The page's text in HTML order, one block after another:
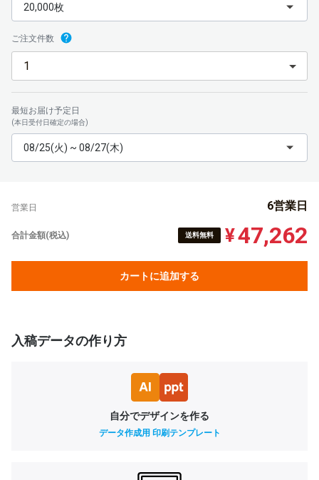
20,000枚
ご注文件数
最短お届け予定日
(本日受付日確定の場合)
08/25(火) ~ 08/27(木)
営業日 6営業日
合計金額(税込) 送料無料 ¥47,262
カートに追加する
入稿データの作り方
自分でデザインを作る
データ作成用 印刷テンプレート